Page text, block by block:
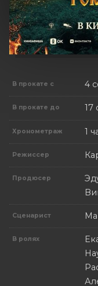
В прокате с 4
В прокате до 17
Хронометраж 1
Режиссер
Продюсер
Сценарист
В ролях